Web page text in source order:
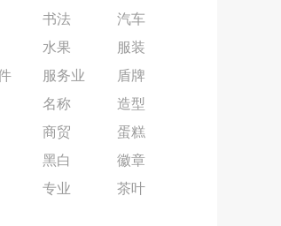
书法
汽车
水果
服装
服务业
盾牌
名称
造型
商贸
蛋糕
黑白
徽章
专业 茶叶